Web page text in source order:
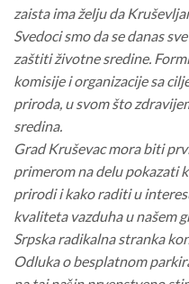
zaista ima želju da
Svedoci smo da se danas
zaštiti životne sredine.
komisije i organizacije sa
priroda, u svom što
sredina.
Grad Kruševac mora biti
primerom na delu pokazati
prirodi i kako raditi u
kvaliteta vazduha u našem
Srpska radikalna stranka
Odluka o besplatnom